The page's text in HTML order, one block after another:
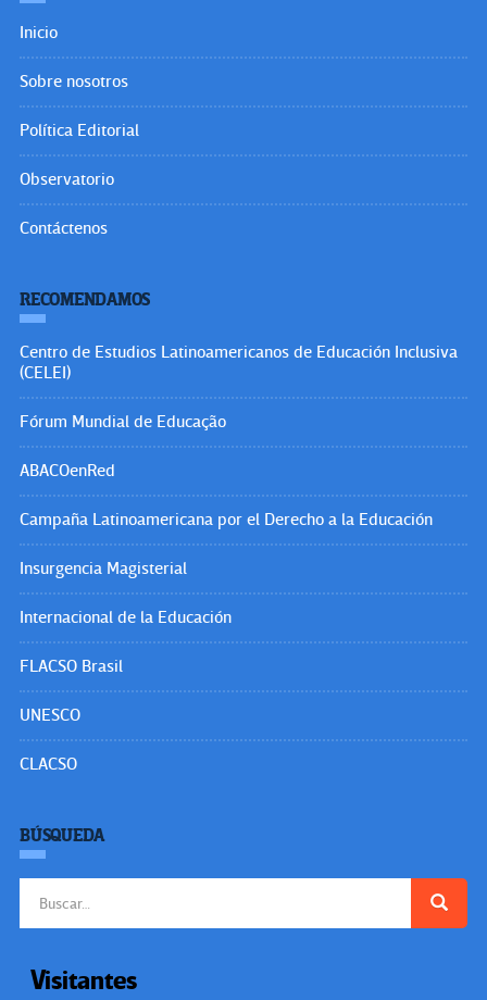
Inicio
Sobre nosotros
Política Editorial
Observatorio
Contáctenos
RECOMENDAMOS
Centro de Estudios Latinoamericanos de Educación Inclusiva
(CELEI)
Fórum Mundial de Educação
ABACOenRed
Campaña Latinoamericana por el Derecho a la Educación
Insurgencia Magisterial
Internacional de la Educación
FLACSO Brasil
UNESCO
CLACSO
BÚSQUEDA
Visitantes